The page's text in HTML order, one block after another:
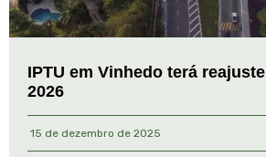
IPTU em Vinhedo terá
2026
15 de dezembro de 2025